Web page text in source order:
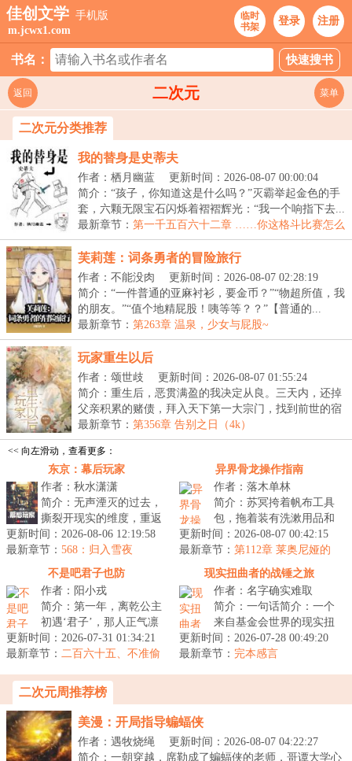
佳创文学 手机版
m.jcwx1.com
临时
书架
登录 注册
书名：
二次元
返回 菜单
二次元分类推荐
我的替身是史蒂夫
作者：栖月幽蓝
更新时间：2026-08-07 00:00:04
简介：“孩子，你知道这是什么吗？”灭霸举起金色的手
套，六颗无限宝石闪烁着褶褶辉光：“我一个响指下去...
最新章节： 第一千五百六十二章 ……你这格斗比赛怎么
搞得跟mugen赖子大比拼一样？
芙莉莲：词条勇者的冒险旅行
作者：不能没肉
更新时间：2026-08-07 02:28:19
简介：“一件普通的亚麻衬衫，要金币？”“物超所值，我
的朋友。”“值个地精屁股！咦等等？？”【普通的...
最新章节： 第263章 温泉，少女与屁股~
玩家重生以后
作者：颂世歧
更新时间：2026-08-07 01:55:24
简介：重生后，恶贯满盈的我决定从良。三天内，还掉
父亲积累的赌债，拜入天下第一大宗门，找到前世的宿
敌...
最新章节： 第356章 告别之日（4k）
<< 向左滑动，查看更多：
东京：幕后玩家
作者：秋水潇潇
简介：无声湮灭的过去，
撕裂开现实的维度，重返
它们垂涎的人间。传承失
落的世界，能与之对抗
的，唯有“不...
更新时间：2026-08-06 12:19:58
最新章节： 568：归入雪夜
异界骨龙操作指南
作者：落木单林
简介：苏冥挎着帆布工具
包，拖着装有洗漱用品和
换洗衣物的行李箱，看着
天空上异界顶级战力对
抗，他开始怀...
更新时间：2026-08-07 00:42:15
最新章节： 第112章 莱奥尼娅的
不是吧君子也防
作者：阳小戎
简介：第一年，离乾公主
初遇‘君子’，那人正气凛
然主持公道，她冷笑：“伪
君子。”第三年，皇嗣之
更新时间：2026-07-31 01:34:21
最新章节： 二百六十五、不准偷
现实扭曲者的战锤之旅
作者：名字确实难取
简介：一句话简介：一个
来自基金会世界的现实扭
曲者被黄皮子征兵，穿越
到了战锤世界，开始拯救
更新时间：2026-07-28 00:49:20
最新章节： 完本感言
二次元周推荐榜
美漫：开局指导蝙蝠侠
作者：遇牧烧绳
更新时间：2026-08-07 04:22:27
简介：一朝穿越，席勒成了蝙蝠侠的老师，哥谭大学心